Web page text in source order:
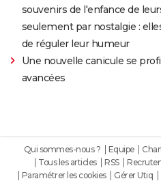
souvenirs de l'enfance de
seulement par nostalgie :
de réguler leur humeur
Une nouvelle canicule se
avancées
Qui sommes-nous ? Equipe
Tous les articles
RSS
Paramétrer les cookies
Gérer Utiq